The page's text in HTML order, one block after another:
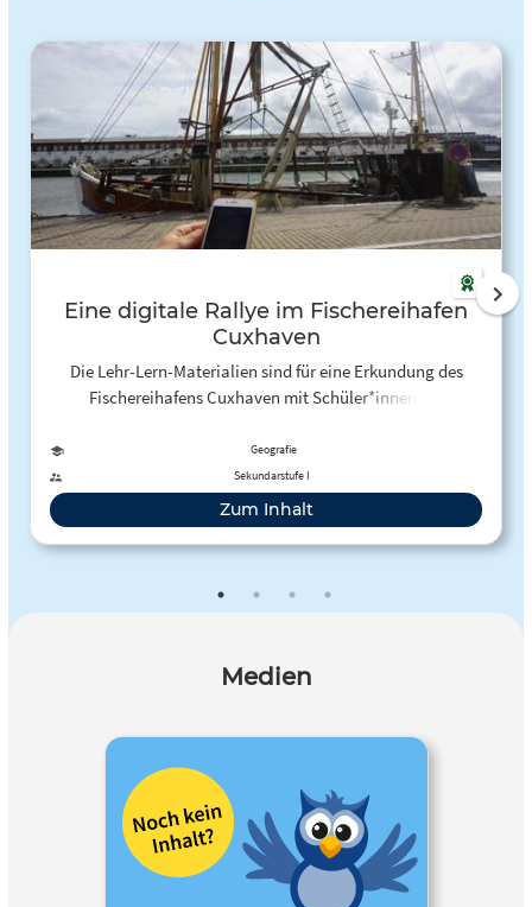
Eine digitale Rallye im Fischereihafen
Cuxhaven
Die Lehr-Lern-Materialien sind für eine Erkundung des
Fischereihafens Cuxhaven mit Schüler*innen der
erkunden den Hafen mithilfe der App Actionbound.
Geografie
Sekundarstufe I
Zum Inhalt
Medien